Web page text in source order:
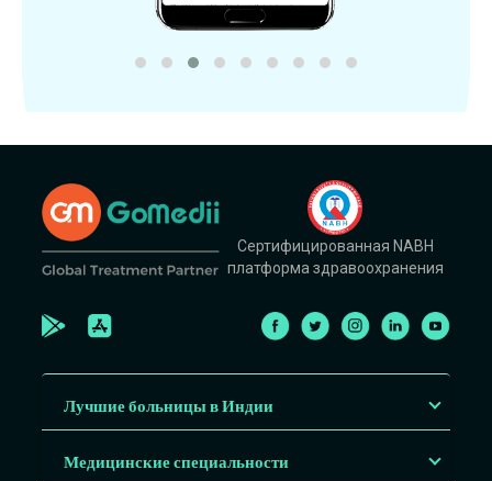
Сертифицированная NABH
платформа здравоохранения
Лучшие больницы в Индии
Медицинские специальности